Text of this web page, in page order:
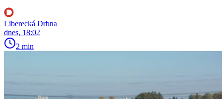
Liberecká Drbna
dnes, 18:02
2 min